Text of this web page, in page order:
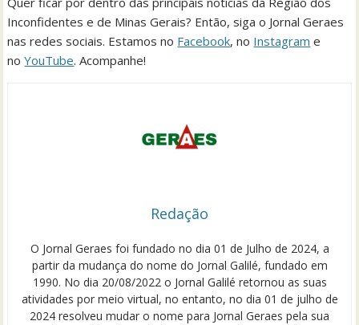
Inconfidentes e de Minas Gerais? Então, siga o Jornal Geraes
nas redes sociais. Estamos no Facebook, no Instagram e
noYouTube. Acompanhe!
Redação
O Jornal Geraes foi fundado no dia 01 de Julho de 2024, a
partir da mudança do nome do Jornal Galilé, fundado em
1990. No dia 20/08/2022 o Jornal Galilé retornou as suas
atividades por meio virtual, no entanto, no dia 01 de julho de
2024 resolveu mudar o nome para Jornal Geraes pela sua